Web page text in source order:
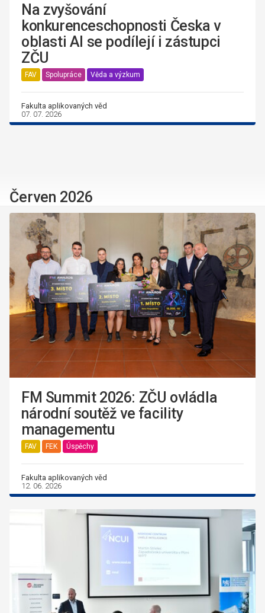
Na zvyšování
konkurenceschopnosti Česka v
oblasti AI se podílejí i zástupci
ZČU
FAV Spolupráce Věda a výzkum
Fakulta aplikovaných věd
07. 07. 2026
Červen 2026
FM Summit 2026: ZČU ovládla
národní soutěž ve facility
managementu
FAV FEK Úspěchy
Fakulta aplikovaných věd
12. 06. 2026